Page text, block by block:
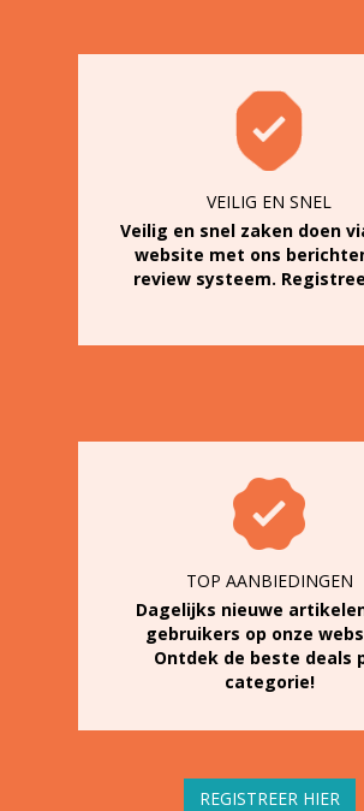
VEILIG EN SNEL
Veilig en snel zaken doen
website met ons
review systeem.
TOP AANBIEDINGEN
Dagelijks nieuwe
gebruikers op onze
Ontdek de beste deals
categorie!
REGISTREER HIER